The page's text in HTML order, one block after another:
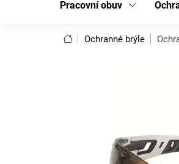
Pracovní obuv
DomůOchranné brýle